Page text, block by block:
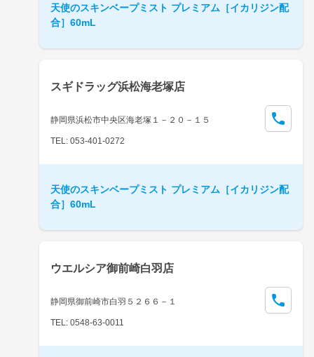
天使のスキンベープミスト プレミアム［イカリジン配
合］60mL
スギドラッグ浜松海老塚店
静岡県浜松市中央区海老塚１－２０－１５
TEL: 053-401-0272
天使のスキンベープミスト プレミアム［イカリジン配
合］60mL
ウエルシア御前崎白羽店
静岡県御前崎市白羽５２６６－１
TEL: 0548-63-0011